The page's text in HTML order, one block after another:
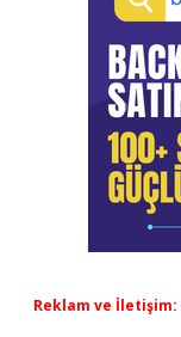
Reklam ve İletişim: